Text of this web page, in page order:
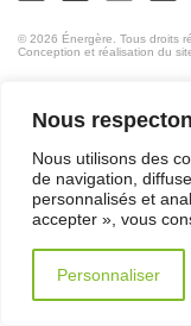
Nous
Nous utilisons des
de navigation,
personnalisés et
accepter », vous
Personnaliser
© 2026 Énergère. Tous droits
Conception et réalisation du